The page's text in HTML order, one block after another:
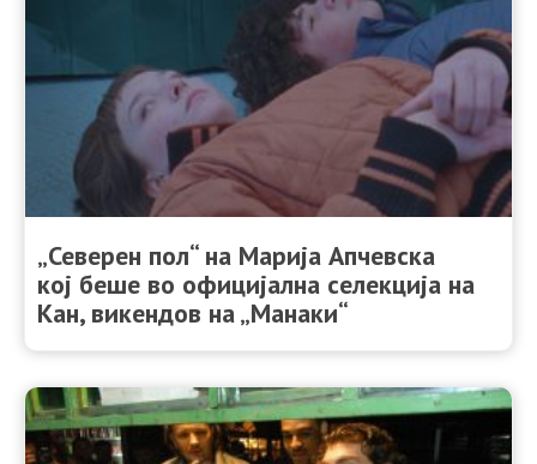
„Северен пол“ на Марија Апчевска
кој беше во официјална селекција на
Кан, викендов на „Манаки“